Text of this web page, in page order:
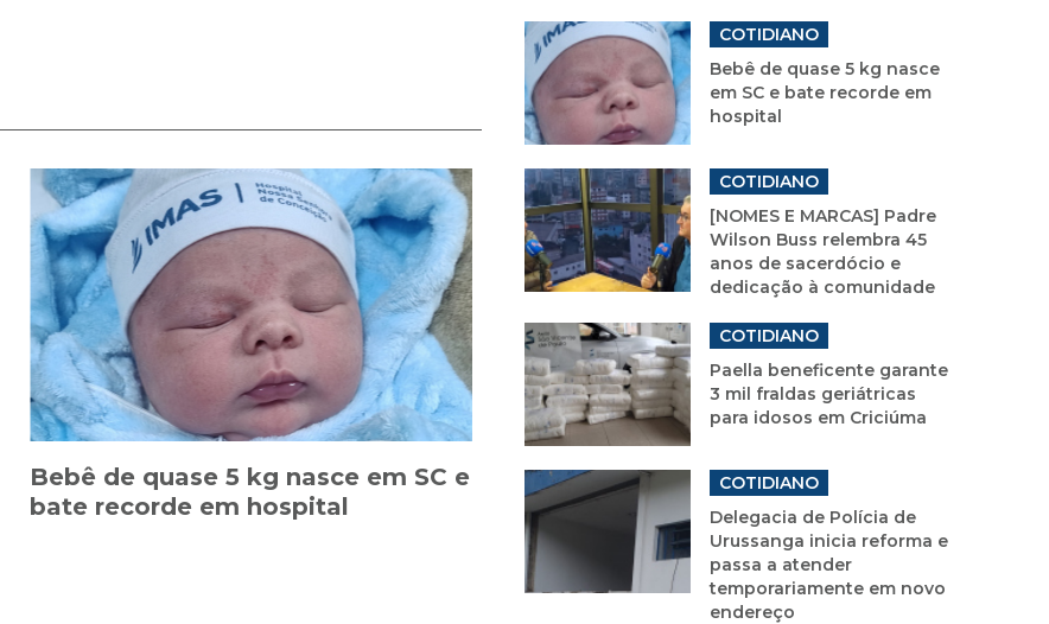
Bebê de quase 5 kg nasce em SC e
bate recorde em hospital
COTIDIANO
Bebê de quase 5 kg nasce
em SC e bate recorde em
hospital
COTIDIANO
[NOMES E MARCAS] Padre
Wilson Buss relembra 45
anos de sacerdócio e
dedicação à comunidade
COTIDIANO
Paella beneficente garante
3 mil fraldas geriátricas
para idosos em Criciúma
COTIDIANO
Delegacia de Polícia de
Urussanga inicia reforma e
passa a atender
temporariamente em novo
endereço